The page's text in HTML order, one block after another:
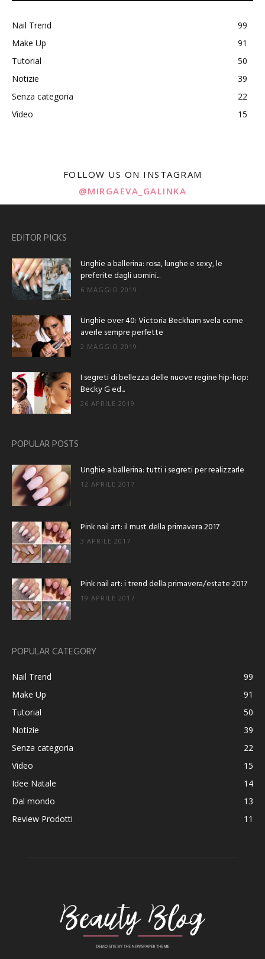
Nail Trend
99
Make Up
91
Tutorial
50
Notizie
39
Senza categoria
22
Video
15
FOLLOW US ON INSTAGRAM
@MIRGAEVA_GALINKA
EDITOR PICKS
Unghie a ballerina: rosa, lunghe e sexy, le
preferite dagli uomini...
6 MAGGIO 2019
Unghie over 40: Victoria Beckham svela come
averle sempre perfette
2 MAGGIO 2019
I segreti di bellezza delle nuove regine hip-hop:
Becky G ed...
26 APRILE 2019
POPULAR POSTS
Unghie a ballerina: tutti i segreti per realizzarle
12 APRILE 2017
Pink nail art: il must della primavera 2017
3 APRILE 2017
Pink nail art: i trend della primavera/estate 2017
19 APRILE 2017
POPULAR CATEGORY
Nail Trend
99
Make Up
91
Tutorial
50
Notizie
39
Senza categoria
22
Video
15
Idee Natale
14
Dal mondo
13
Review Prodotti
11